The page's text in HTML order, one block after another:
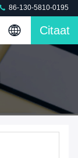
86-130-5810-0195
Citaat